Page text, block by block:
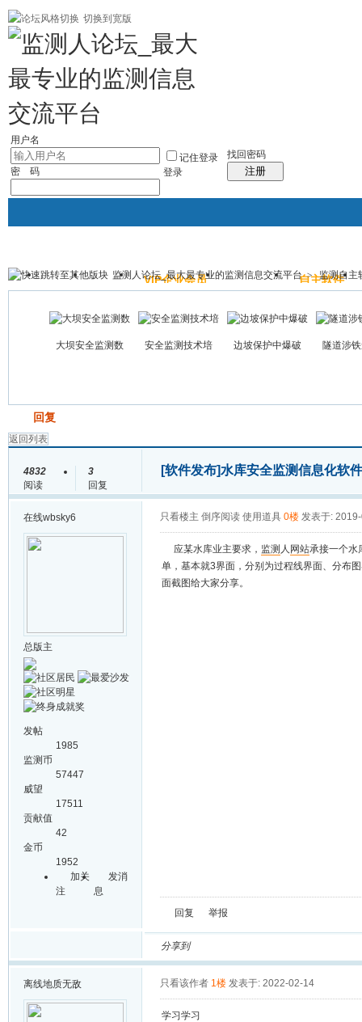
切换到宽版
|帮助 社区应用 最新帖子 精华区
用户名
密 码
记住登录
登录
找回密码
注册
主站 论坛 VIP企业会员 监测照片 自主软件
帖子
监测人论坛_最大最专业的监测信息交流平台 > 监测自主
大坝安全监测数 安全监测技术培 边坡保护中爆破 隧道涉
回复
返回列表
4832
阅读
3
回复
[软件发布]水库安全监测信息化软
在线wbsky6
总版主
发帖
1985
监测币
57447
威望
17511
贡献值
42
金币
1952
加关
注
发消
息
只看楼主 倒序阅读 使用道具 0楼 发表于:
应某水库业主要求， 监测 人 网站承接一个水
单，基本就3界面，分别为过程线界面、分布
面截图给大家分享。
回复 举报
分享到
离线地质无敌 只看该作者 1楼 发表于: 2022-02-14
学习学习